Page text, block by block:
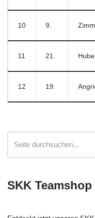
10 9.
11 21.
12 19.
SKK Teamshop